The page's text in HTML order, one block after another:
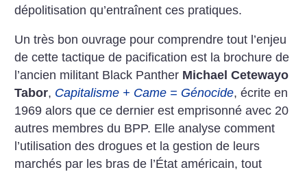
dépolitisation qu’entraînent ces pratiques.
Un très bon ouvrage pour comprendre tout l’enjeu
de cette tactique de pacification est la brochure de
l’ancien militant Black Panther Michael Cetewayo
Tabor, Capitalisme + Came = Génocide, écrite en
1969 alors que ce dernier est emprisonné avec 20
autres membres du BPP. Elle analyse comment
l’utilisation des drogues et la gestion de leurs
marchés par les bras de l’État américain, tout